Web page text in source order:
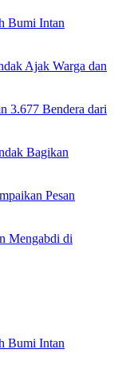
Bumi Intan
Ajak Warga dan
3.677 Bendera dari
Bagikan
Pesan
Mengabdi di
Bumi Intan